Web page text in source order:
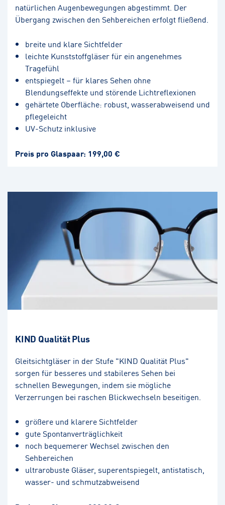
natürlichen Augenbewegungen abgestimmt. Der
Übergang zwischen den Sehbereichen erfolgt fließend.
breite und klare Sichtfelder
leichte Kunststoffgläser für ein angenehmes
Tragefühl
entspiegelt – für klares Sehen ohne
Blendungseffekte und störende Lichtreflexionen
gehärtete Oberfläche: robust, wasserabweisend und
pflegeleicht
UV-Schutz inklusive
Preis pro Glaspaar: 199,00 €
KIND Qualität Plus
Gleitsichtgläser in der Stufe "KIND Qualität Plus"
sorgen für besseres und stabileres Sehen bei
schnellen Bewegungen, indem sie mögliche
Verzerrungen bei raschen Blickwechseln beseitigen.
größere und klarere Sichtfelder
gute Spontanverträglichkeit
noch bequemerer Wechsel zwischen den
Sehbereichen
ultrarobuste Gläser, superentspiegelt, antistatisch,
wasser- und schmutzabweisend